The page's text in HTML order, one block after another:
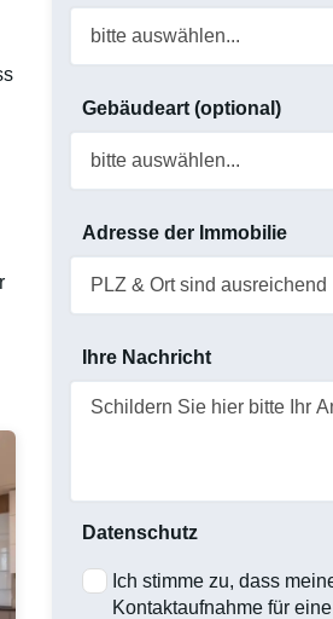
Gebäudeart (optional)
Adresse der Immobilie
Ihre Nachricht
Datenschutz
Ich stimme zu, dass
Kontaktaufnahme für